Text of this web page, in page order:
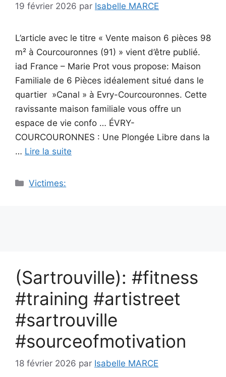
19 février 2026 par Isabelle MARCE
L’article avec le titre « Vente maison 6 pièces 98
m² à Courcouronnes (91) » vient d’être publié.
iad France – Marie Prot vous propose: Maison
Familiale de 6 Pièces idéalement situé dans le
quartier »Canal » à Evry-Courcouronnes. Cette
ravissante maison familiale vous offre un
espace de vie confo … ÉVRY-
COURCOURONNES : Une Plongée Libre dans la
… Lire la suite
Catégories
Victimes:
(Sartrouville): #fitness
#training #artistreet
#sartrouville
#sourceofmotivation
18 février 2026 par Isabelle MARCE